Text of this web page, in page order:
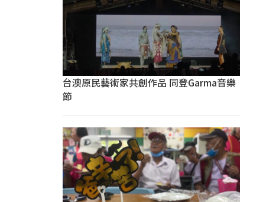
台澳原民藝術家共創作品 同登Garma音樂
節